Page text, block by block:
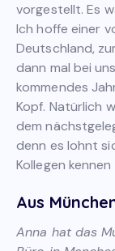
vorgestellt. Es
Ich hoffe einer
Deutschland,
dann mal bei
kommendes
Kopf. Natürlich
dem
denn es lohnt
Kollegen kennen
Aus
Anna hat das